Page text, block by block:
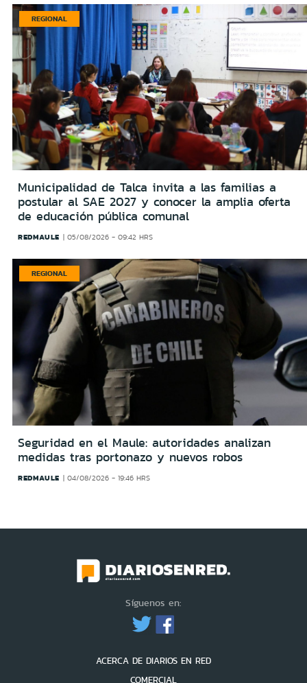
REGIONAL
Municipalidad de Talca invita a las familias a
postular al SAE 2027 y conocer la amplia oferta
de educación pública comunal
REDMAULE 05/08/2026 - 09:42 HRS
REGIONAL
Seguridad en el Maule: autoridades analizan
medidas tras portonazo y nuevos robos
REDMAULE 04/08/2026 - 19:46 HRS
Síguenos en:
ACERCA DE DIARIOS EN RED
COMERCIAL